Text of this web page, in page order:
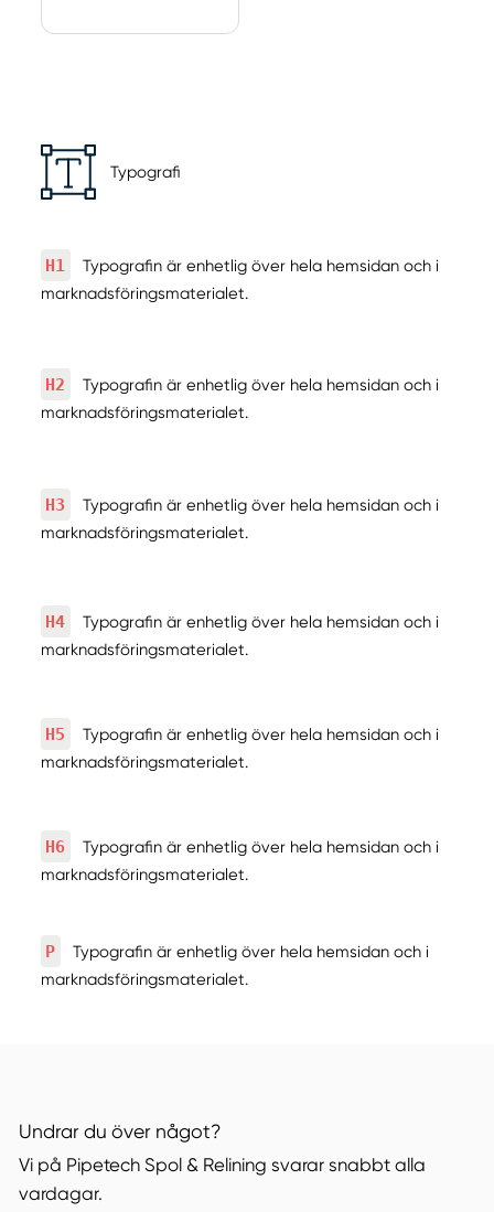
Typografi
H1
Typografin är enhetlig över hela hemsidan och i
marknadsföringsmaterialet.
H2
Typografin är enhetlig över hela hemsidan och i
marknadsföringsmaterialet.
H3
Typografin är enhetlig över hela hemsidan och i
marknadsföringsmaterialet.
H4
Typografin är enhetlig över hela hemsidan och i
marknadsföringsmaterialet.
H5
Typografin är enhetlig över hela hemsidan och i
marknadsföringsmaterialet.
H6
Typografin är enhetlig över hela hemsidan och i
marknadsföringsmaterialet.
P
Typografin är enhetlig över hela hemsidan och i
marknadsföringsmaterialet.
Undrar du över något?
Vi på Pipetech Spol & Relining svarar snabbt alla
vardagar.